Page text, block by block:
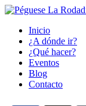
Inicio
¿A dónde ir?
¿Qué hacer?
Eventos
Blog
Contacto